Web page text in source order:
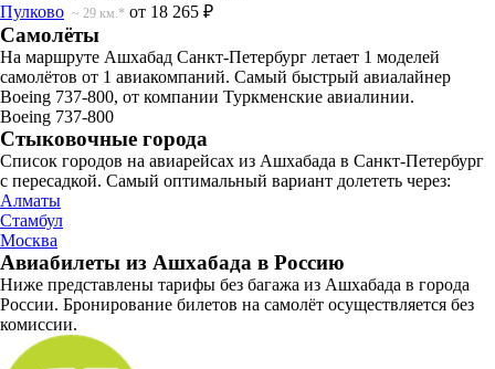
Пулково ~ 29 км.* от 18 265 ₽
Самолёты
На маршруте Ашхабад Санкт-Петербург летает 1 моделей
самолётов от 1 авиакомпаний. Самый быстрый авиалайнер
Boeing 737-800, от компании Туркменские авиалинии.
Boeing 737-800
Стыковочные города
Список городов на авиарейсах из Ашхабада в Санкт-Петербург
с пересадкой. Самый оптимальный вариант долететь через:
Алматы
Стамбул
Москва
Авиабилеты из Ашхабада в Россию
Ниже представлены тарифы без багажа из Ашхабада в города
России. Бронирование билетов на самолёт осуществляется без
комиссии.